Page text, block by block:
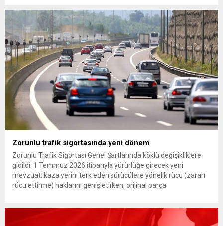
çıkarma cezası uygulanmak üzere Yüksek Disiplin Kurulu’na
(YDK) sevk edilen ve partideki tüm görevlerinden...
Zorunlu trafik sigortasında yeni dönem
Zorunlu Trafik Sigortası Genel Şartlarında köklü değişikliklere
gidildi. 1 Temmuz 2026 itibarıyla yürürlüğe girecek yeni
mevzuat; kaza yerini terk eden sürücülere yönelik rücu (zararı
rücu ettirme) haklarını genişletirken, orijinal parça
getiriyor. Hazine Müsteşarlığına bağlı ilgili kurumlarca...